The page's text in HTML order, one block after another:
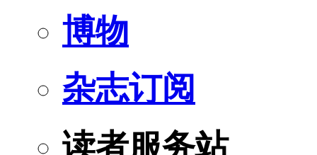
博物
杂志订阅
读者服务站